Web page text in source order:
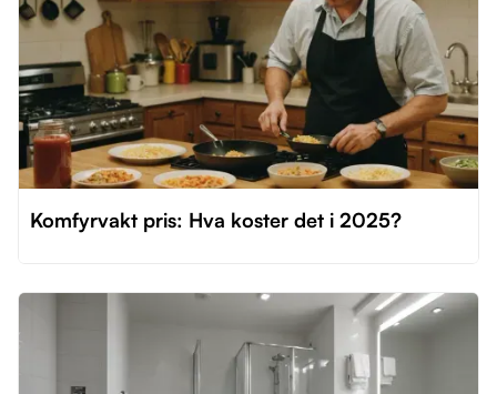
Komfyrvakt pris: Hva koster det i 2025?